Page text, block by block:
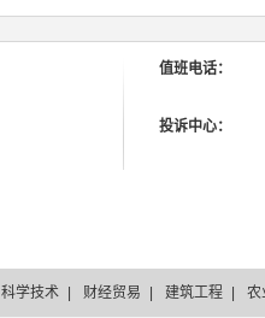
值班电话：
投诉中心：
科学技术 财经贸易 建筑工程 农